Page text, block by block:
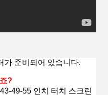
가 준비되어 있습니다.
?
49-55 인치 터치 스크린